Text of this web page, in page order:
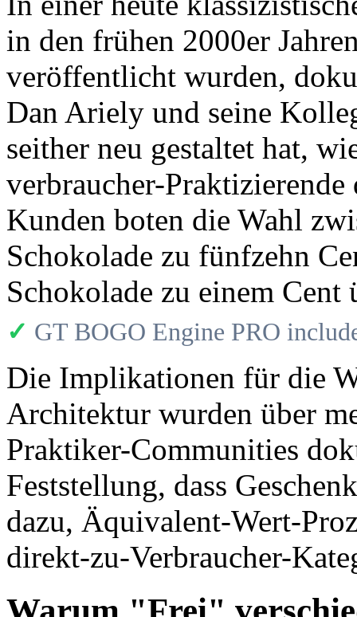
in den frühen 2000er
veröffentlicht wurden,
Dan Ariely und seine
seither neu gestaltet hat,
verbraucher-
Kunden boten die Wahl
Schokolade zu fünfzehn
Schokolade zu einem
✓ GT BOGO Engine PRO
Die Implikationen für die
Architektur wurden über
Praktiker-Communities
Feststellung, dass
dazu, Äquivalent-Wert-
direkt-zu-Verbraucher-